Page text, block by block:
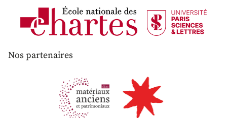
Nos partenaires